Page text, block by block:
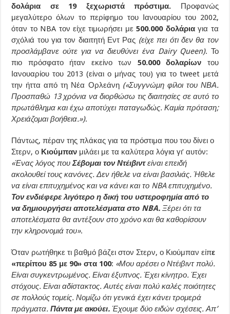
δολάρια σε 19 ξεχωριστά πρόστιμα. Προφανώς
μεγαλύτερο όλων το περίφημο του Ιανουαρίου του 2002,
όταν το NBA τον είχε τιμωρήσει με500.000 δολάριαγια τα
σχόλιά του για τον διαιτητή Εντ Ρας (είχε πει ότι δεν θα τον
προσλάμβανε ούτε για να διευθύνει ένα Dairy Queen). Το
πιο πρόσφατο ήταν εκείνο των 50.000 δολαρίων του
Ιανουαρίου του 2013 (είναι ο μήνας του) για το tweet μετά
την ήττα από τη Νέα Ορλεάνη («Συγγνώμη φίλοι του ΝΒΑ.
Προσπαθώ 13 χρόνια να διορθώσω τις διαιτησίες σε αυτό το
πρωτάθλημα και έχω αποτύχει παταγωδώς. Καμία πρόταση;
Χρειάζομαι βοήθεια.»).
Πάντως, πέραν της πλάκας για τα πρόστιμα που του δίνει ο
Στερν, ο Κιούμπαν μιλάει με τα καλύτερα λόγια γι’ αυτόν:
«Ένας λόγος πουΣέβομαι τον Ντέιβιντείναι επειδή
ακολουθεί τους κανόνες. Δεν ήθελε να είναι βασιλιάς. Ήθελε
να είναι επιτυχημένος και να κάνει και το NBA επιτυχημένο.
Τον ενδιέφερε λιγότερο η δική του υστεροφημία από το
να δημιουργήσει αποτελέσματα στο NBA.Ξέρει ότι τα
αποτελέσματα θα αντέξουν στο χρόνο και θα καθορίσουν
την κληρονομιά του».
Όταν ρωτήθηκε τι βαθμό βάζει στον Στερν, ο Κιούμπαν είπε
«περίπου 85 με 90» στα 100: «Μου αρέσει ο Ντέιβιντ πολύ.
Είναι συγκεντρωμένος. Είναι έξυπνος. Έχει κίνητρο. Έχει
στόχους. Είναι αδίστακτος. Αυτές είναι πολύ καλές ποιότητες
σε πολλούς τομείς. Νομίζω ότι γενικά έχει κάνει τρομερά
πράγματα.Πάντα με ακούει.Έχουμε δύο ειδών σχέσεις. Απ’